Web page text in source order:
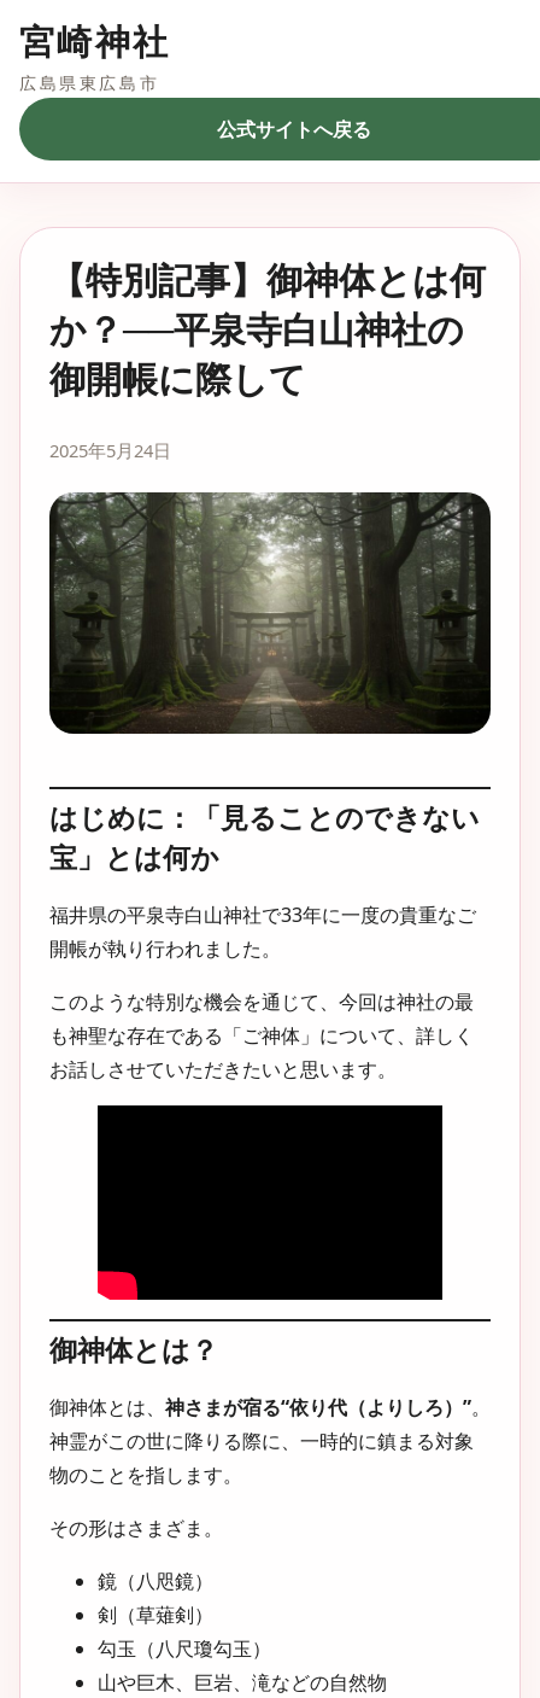
宮崎神社
広島県東広島市
公式サイトへ戻る
【特別記事】御神体とは何
か？──平泉寺白山神社の
御開帳に際して
2025年5月24日
はじめに：「見ることのできない
宝」とは何か
福井県の平泉寺白山神社で33年に一度の貴重なご
開帳が執り行われました。
このような特別な機会を通じて、今回は神社の最
も神聖な存在である「ご神体」について、詳しく
お話しさせていただきたいと思います。
御神体とは？
御神体とは、 神さまが宿る“依り代（よりしろ）”。
神霊がこの世に降りる際に、一時的に鎮まる対象
物のことを指します。
その形はさまざま。
鏡（八咫鏡）
剣（草薙剣）
勾玉（八尺瓊勾玉）
山や巨木、巨岩、滝などの自然物